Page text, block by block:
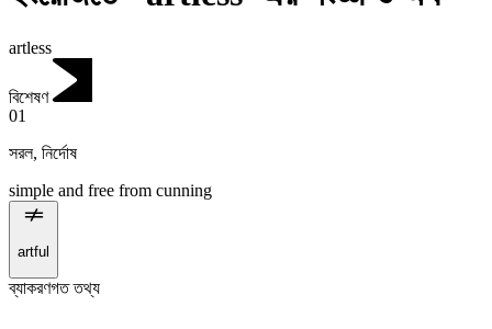
artless
বিশেষণ
01
সরল, নির্দোষ
simple and free from cunning
artful
ব্যাকরণগত তথ্য